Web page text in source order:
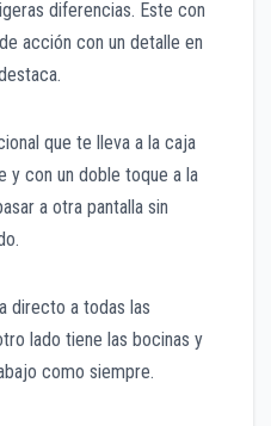
diferencias. Este con
acción con un detalle en
que te lleva a la caja
y con un doble toque a la
a otra pantalla sin
directo a todas las
lado tiene las bocinas y
como siempre.